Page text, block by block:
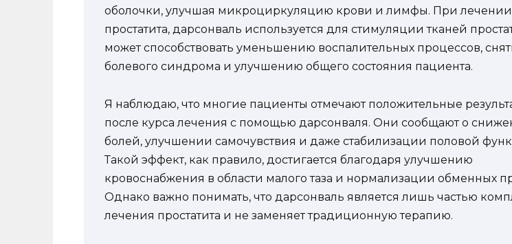
оболочки, улучшая микроциркуляцию крови и лимфы. При лечении
простатита, дарсонваль используется для стимуляции тканей
может способствовать уменьшению воспалительных процессов,
болевого синдрома и улучшению общего состояния пациента.
Я наблюдаю, что многие пациенты отмечают положительные
после курса лечения с помощью дарсонваля. Они сообщают о
болей, улучшении самочувствия и даже стабилизации половой
Такой эффект, как правило, достигается благодаря улучшению
кровоснабжения в области малого таза и нормализации обменных
Однако важно понимать, что дарсонваль является лишь частью
лечения простатита и не заменяет традиционную терапию.